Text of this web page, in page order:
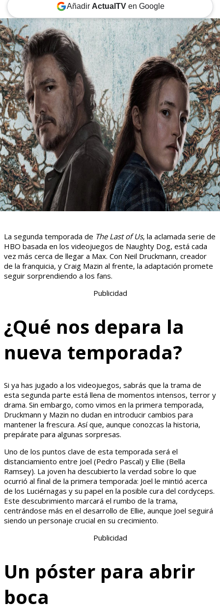
Añadir ActualTVen Google
La segunda temporada de The Last of Us, la aclamada serie de
HBO basada en los videojuegos de Naughty Dog, está cada
vez más cerca de llegar a Max. Con Neil Druckmann, creador
de la franquicia, y Craig Mazin al frente, la adaptación promete
seguir sorprendiendo a los fans.
Publicidad
¿Qué nos depara la
nueva temporada?
Si ya has jugado a los videojuegos, sabrás que la trama de
esta segunda parte está llena de momentos intensos, terror y
drama. Sin embargo, como vimos en la primera temporada,
Druckmann y Mazin no dudan en introducir cambios para
mantener la frescura. Así que, aunque conozcas la historia,
prepárate para algunas sorpresas.
Uno de los puntos clave de esta temporada será el
distanciamiento entre Joel (Pedro Pascal) y Ellie (Bella
Ramsey). La joven ha descubierto la verdad sobre lo que
ocurrió al final de la primera temporada: Joel le mintió acerca
de los Luciérnagas y su papel en la posible cura del cordyceps.
Este descubrimiento marcará el rumbo de la trama,
centrándose más en el desarrollo de Ellie, aunque Joel seguirá
siendo un personaje crucial en su crecimiento.
Publicidad
Un póster para abrir
boca